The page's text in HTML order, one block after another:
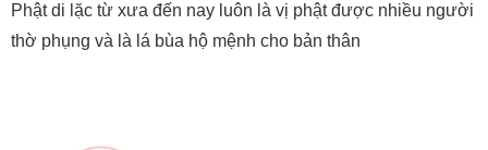
Phật di lặc từ xưa đến nay luôn là vị phật được nhiều người
thờ phụng và là lá bùa hộ mệnh cho bản thân